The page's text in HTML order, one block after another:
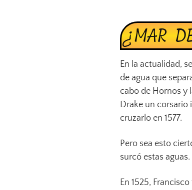
¿MAR
En la actualidad,
de agua que
cabo de Hornos y
Drake un corsario
cruzarlo en 1577.
Pero sea esto
surcó estas
En 1525,